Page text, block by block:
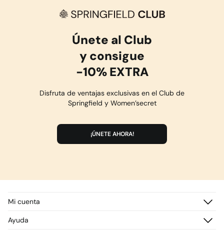
Únete al Club
y consigue
-10% EXTRA
Disfruta de ventajas exclusivas en el Club de
Springfield y Women’secret
¡ÚNETE AHORA!
Mi cuenta
Registrarme
Ayuda